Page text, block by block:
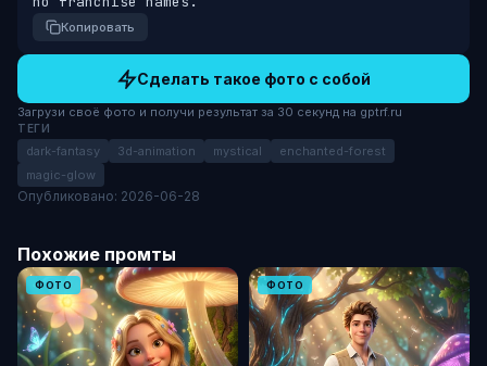
Копировать
Сделать такое фото с собой
Загрузи своё фото и получи результат за 30 секунд на gptrf.ru
ТЕГИ
dark-fantasy 3d-animation mystical
enchanted-forest
magic-glow
Опубликовано: 2026-06-28
Похожие промты
ФОТО ФОТО